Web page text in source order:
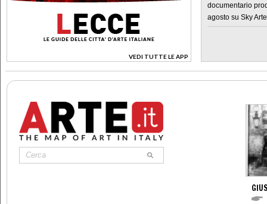
VEDI TUTTE LE APP
>
documentario
agosto su Sky Arte